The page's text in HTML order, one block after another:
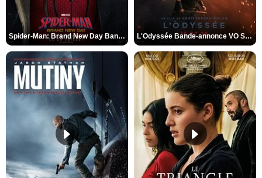
Spider-Man: Brand New Day Bande-annonce VO STFR L'Odyssée Bande-annonce VO STFR